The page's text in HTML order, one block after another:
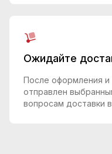
Ожидайте
После оформления и
отправлен
вопросам доставки